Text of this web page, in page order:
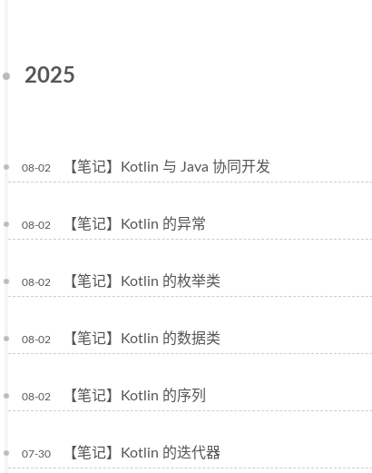
2025
08-02 【笔记】Kotlin 与 Java 协同开发
08-02 【笔记】Kotlin 的异常
08-02 【笔记】Kotlin 的枚举类
08-02 【笔记】Kotlin 的数据类
08-02 【笔记】Kotlin 的序列
07-30 【笔记】Kotlin 的迭代器